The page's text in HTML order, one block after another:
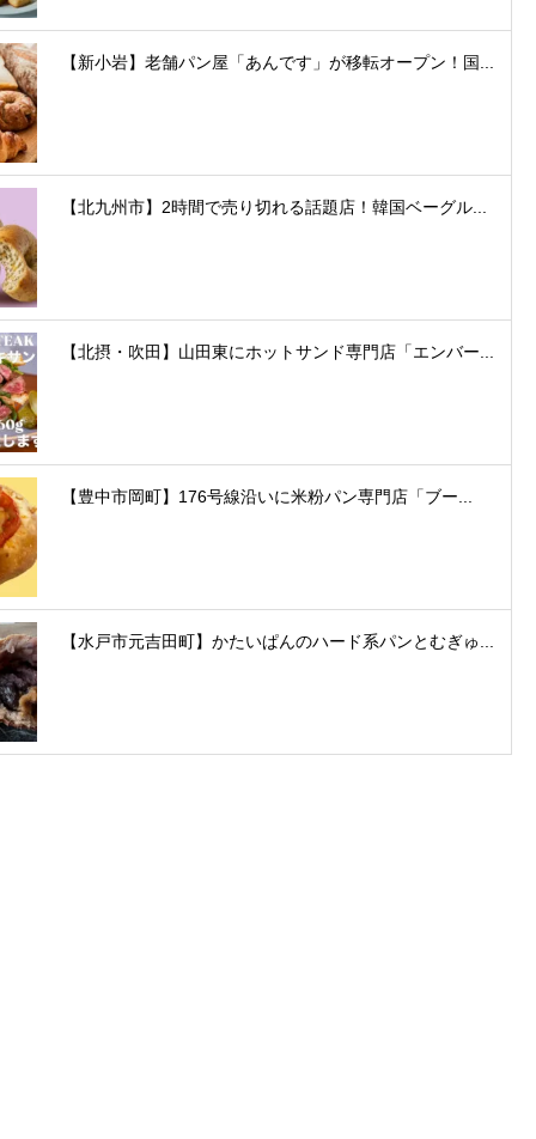
【新小岩】老舗パン屋「あんです」が移転オープン！国...
【北九州市】2時間で売り切れる話題店！韓国ベーグル...
【北摂・吹田】山田東にホットサンド専門店「エンバー...
【豊中市岡町】176号線沿いに米粉パン専門店「ブー...
【水戸市元吉田町】かたいぱんのハード系パンとむぎゅ...